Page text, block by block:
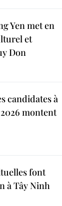
Yen met en
et
Don
candidates à
montent
font
à Tây Ninh